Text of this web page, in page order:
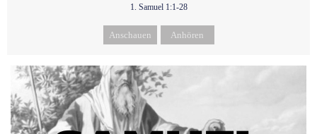
1. Samuel 1:1-28
Anschauen Anhören